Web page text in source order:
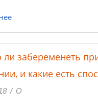
забеременеть
и какие есть
/ O